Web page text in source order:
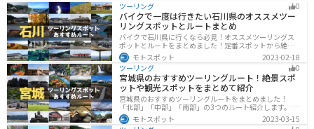
ツーリング 0
バイクで一度は行きたい石川県のオススメツー
リングスポットとルートまとめ
バイクで石川県に行くなら必見！オススメツーリングス
ポットとルートをまとめました！定番スポットから絶景
スポット、温泉、海、グルメなど様々なジャンルで楽し
めます。バイクで石川ツーリングに行こうと思っている
人は、参考にしてください。
モトスポット
2023-02-18
ツーリング
0
宮城県のおすすめツーリングルート！絶景スポ
ットや観光スポットをまとめて紹介
宮城県のおすすめツーリングルートをまとめました！
「北部」「中部」「南部」の3つのルート紹介します。キ
ツネ村や広大な山や滝、湖などを歴史や自然を満喫する
ツーリングができます。バイクで宮城県にツーリングに
モトスポット
2023-03-15